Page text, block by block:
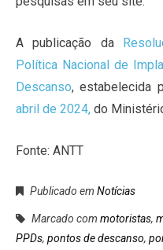
A publicação da
Política Nacional de
Descanso, estabelecida
abril de 2024, do
Fonte: ANTT
Publicado em Notícias
Marcado com motoristas,
PPDs, pontos de descanso,